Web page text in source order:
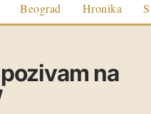
Beograd Hronika
na